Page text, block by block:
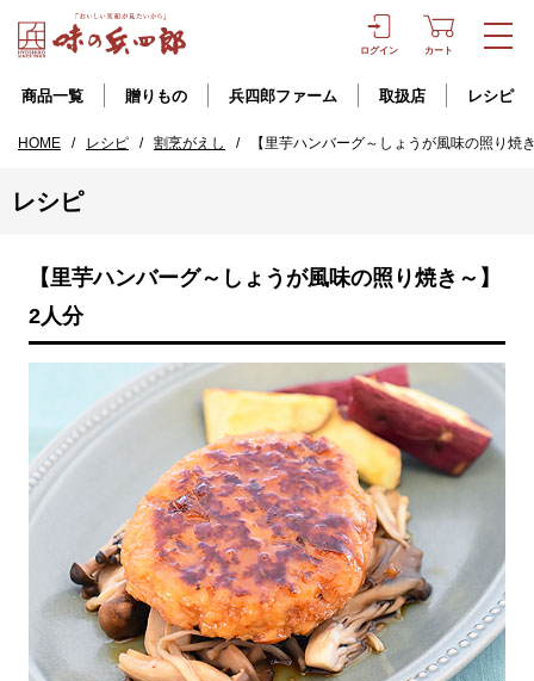
ログイン カート
商品一覧 贈りもの 兵四郎ファーム 取扱店 レシピ
HOME / レシピ / 割烹がえし / 【里芋ハンバーグ～しょうが風味の照り焼
レシピ
【里芋ハンバーグ～しょうが風味の照り焼き～】
2人分